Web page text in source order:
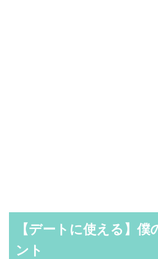
【デートに使える】僕
ント